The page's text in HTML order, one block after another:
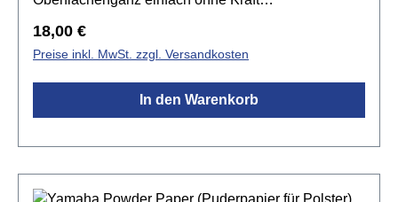
scheuern380 mm × 580mmMaterial: Polyester
Regulärer Preis:
18,00 €
Preise inkl. MwSt. zzgl. Versandkosten
In den Warenkorb